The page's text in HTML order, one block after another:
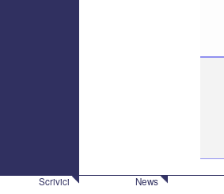
Scrivici News